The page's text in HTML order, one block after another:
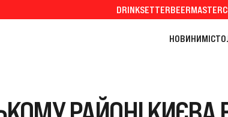
DRINKSETTERBEERMASTER
НОВИНИМІСТО